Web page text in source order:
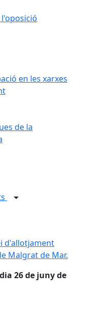
en les xarxes
de la
d'allotjament
Malgrat de Mar.
26 de juny de